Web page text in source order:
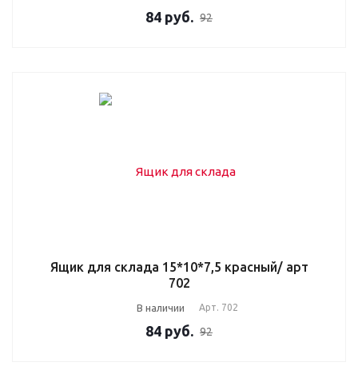
84 руб. 92
Ящик для склада 15*10*7,5 красный/ арт
702
В наличии Арт. 702
84 руб. 92